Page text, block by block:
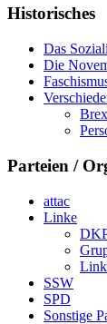
Historisches
Das
Die
Parteien /
attac
Linke
SSW
SPD
Sonstige